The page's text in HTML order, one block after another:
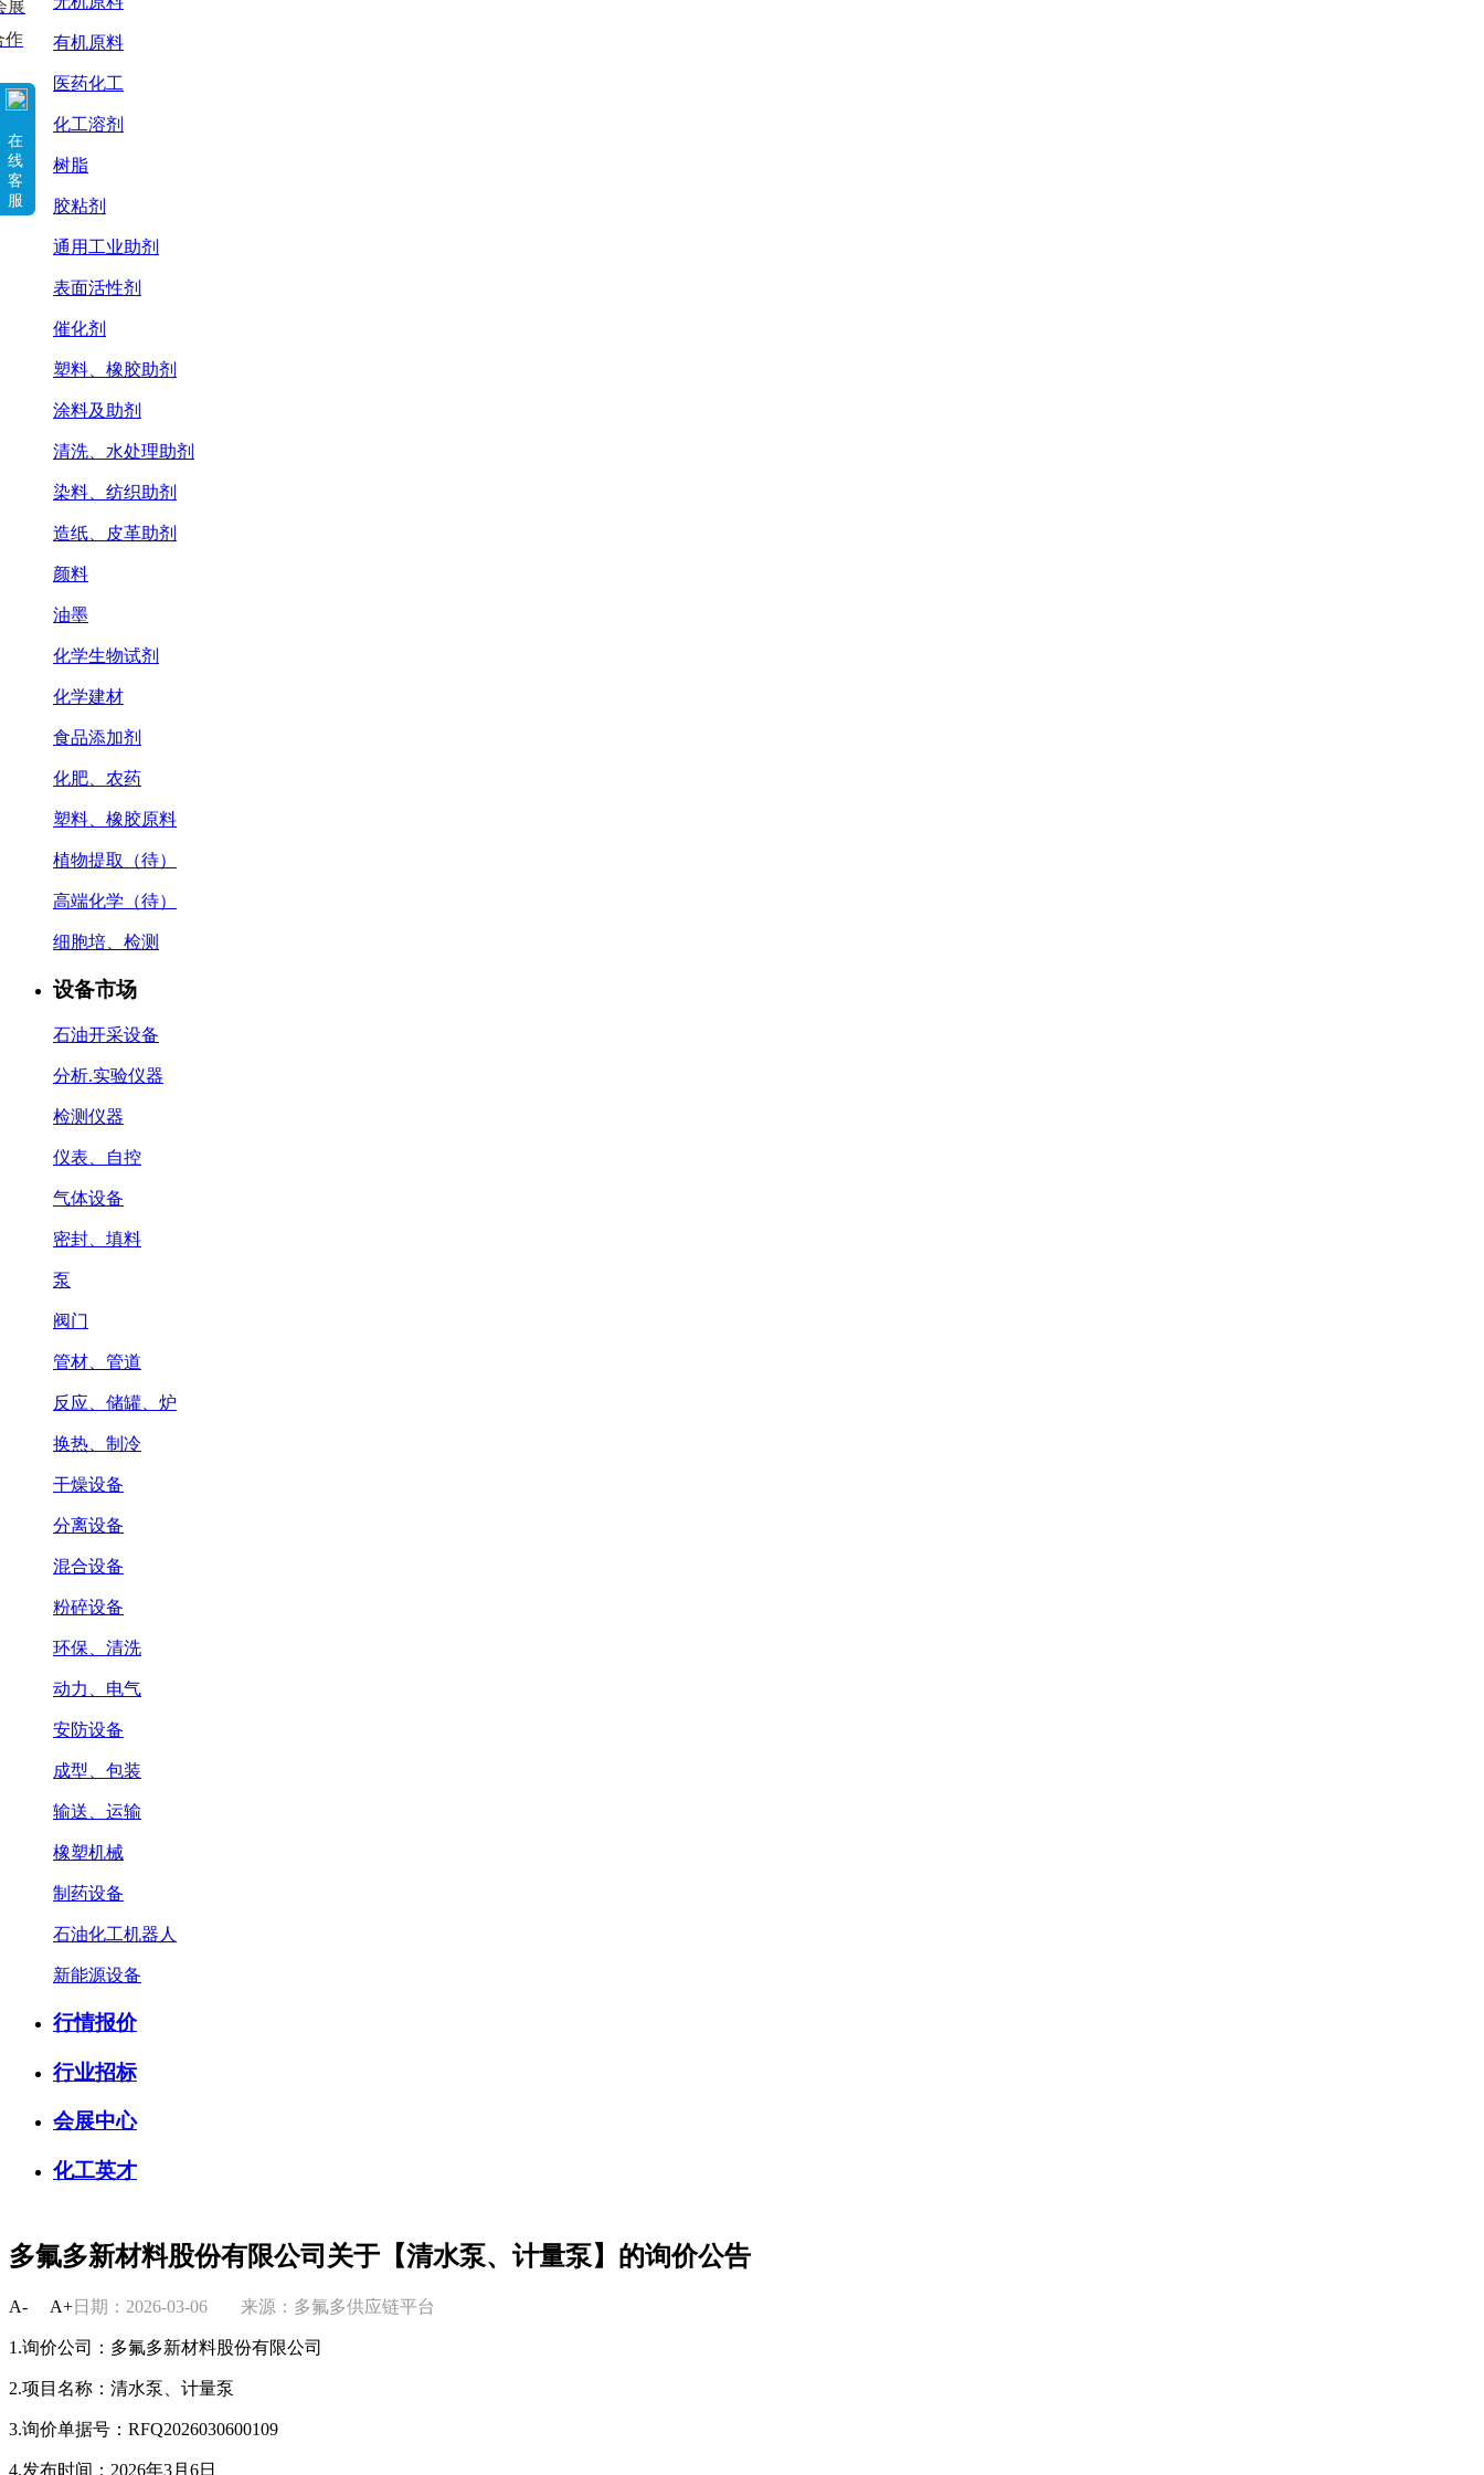
有机原料
医药化工
化工溶剂
树脂
胶粘剂
通用工业助剂
表面活性剂
催化剂
塑料、橡胶助剂
涂料及助剂
清洗、水处理助剂
染料、纺织助剂
造纸、皮革助剂
颜料
油墨
化学生物试剂
化学建材
食品添加剂
化肥、农药
塑料、橡胶原料
植物提取（待）
高端化学（待）
细胞培、检测
设备市场
石油开采设备
分析.实验仪器
检测仪器
仪表、自控
气体设备
密封、填料
泵
阀门
管材、管道
反应、储罐、炉
换热、制冷
干燥设备
分离设备
混合设备
粉碎设备
环保、清洗
动力、电气
安防设备
成型、包装
输送、运输
橡塑机械
制药设备
石油化工机器人
新能源设备
行情报价
行业招标
会展中心
化工英才
展
作
在
线
客
服
多氟多新材料股份有限公司关于【清水泵、计量泵】的询价公告
A- A+日期：2026-03-06 来源：多氟多供应链平台
1.询价公司：多氟多新材料股份有限公司
2.项目名称：清水泵、计量泵
3.询价单据号：RFQ2026030600109
4.发布时间：2026年3月6日